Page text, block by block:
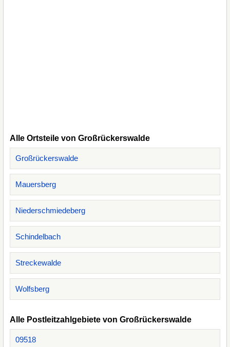
Alle Ortsteile von Großrückerswalde
Großrückerswalde
Mauersberg
Niederschmiedeberg
Schindelbach
Streckewalde
Wolfsberg
Alle Postleitzahlgebiete von Großrückerswalde
09518